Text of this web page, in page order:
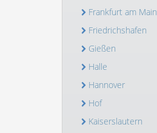
Frankfurt am Main
Friedrichshafen
Gießen
Halle
Hannover
Hof
Kaiserslautern